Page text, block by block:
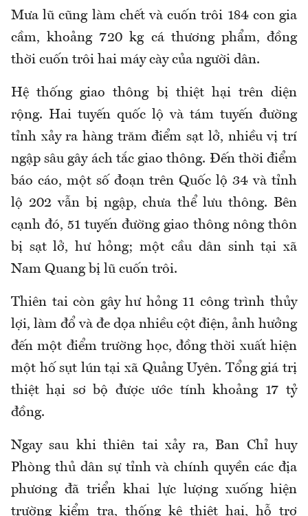
Mưa lũ cũng làm chết và cuốn trôi 184 con gia
cầm, khoảng 720 kg cá thương phẩm, đồng
thời cuốn trôi hai máy cày của người dân.
Hệ thống giao thông bị thiệt hại trên diện
rộng. Hai tuyến quốc lộ và tám tuyến đường
tỉnh xảy ra hàng trăm điểm sạt lở, nhiều vị trí
ngập sâu gây ách tắc giao thông. Đến thời điểm
báo cáo, một số đoạn trên Quốc lộ 34 và tỉnh
lộ 202 vẫn bị ngập, chưa thể lưu thông. Bên
cạnh đó, 51 tuyến đường giao thông nông thôn
bị sạt lở, hư hỏng; một cầu dân sinh tại xã
Nam Quang bị lũ cuốn trôi.
Thiên tai còn gây hư hỏng 11 công trình thủy
lợi, làm đổ và đe dọa nhiều cột điện, ảnh hưởng
đến một điểm trường học, đồng thời xuất hiện
một hố sụt lún tại xã Quảng Uyên. Tổng giá trị
thiệt hại sơ bộ được ước tính khoảng 17 tỷ
đồng.
Ngay sau khi thiên tai xảy ra, Ban Chỉ huy
Phòng thủ dân sự tỉnh và chính quyền các địa
phương đã triển khai lực lượng xuống hiện
trường kiểm tra, thống kê thiệt hại, hỗ trợ